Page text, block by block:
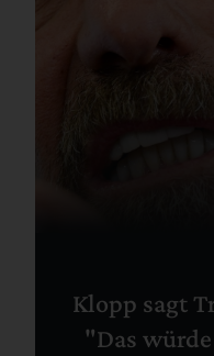
Klopp sagt
"Das